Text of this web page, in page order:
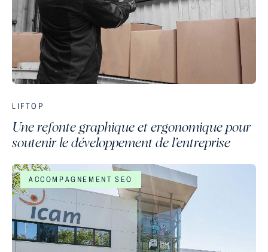
LIFTOP
Une refonte graphique et ergonomique pour
soutenir le développement de l’entreprise
ACCOMPAGNEMENT SEO